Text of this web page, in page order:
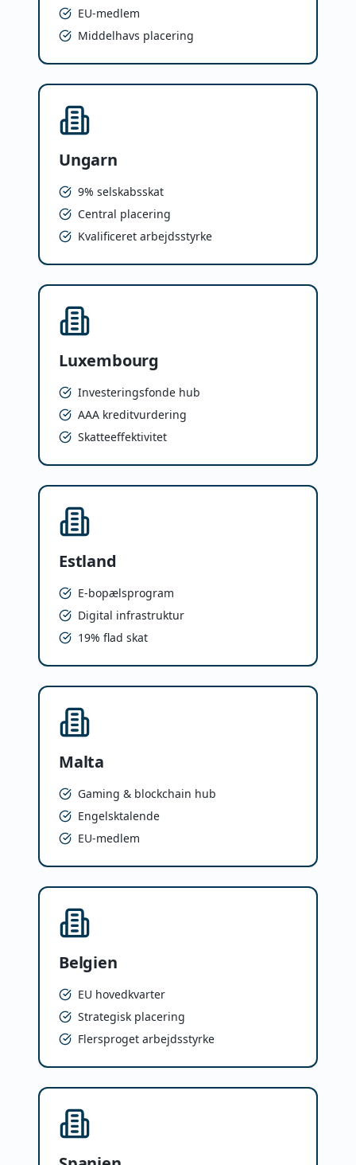
EU-medlem
Middelhavs placering
Ungarn
9% selskabsskat
Central placering
Kvalificeret arbejdsstyrke
Luxembourg
Investeringsfonde hub
AAA kreditvurdering
Skatteeffektivitet
Estland
E-bopælsprogram
Digital infrastruktur
19% flad skat
Malta
Gaming & blockchain hub
Engelsktalende
EU-medlem
Belgien
EU hovedkvarter
Strategisk placering
Flersproget arbejdsstyrke